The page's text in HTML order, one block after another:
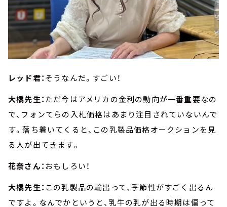
レッド君：そうなんだ。すごい！
大橋先生：ただ今はアメリカの金利の動向が一番重要なの
で、フォンてらの入札価格はあまり注目されていないんで
す。落ち着いてくると、この乳製品価格オークションを見
る人が出てきます。
花奈さん： おもしろい！
大橋先生： この乳製品の輸出って、季節性がすごく出るん
ですよ。なんでかというと、乳牛の乳が出る時期は偏って